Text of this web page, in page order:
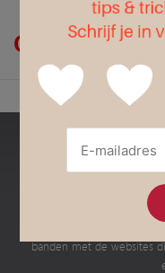
Flirt
Op zoek
Dit is een onafhankelijke
verschillende Nederlandse
banden met de websites